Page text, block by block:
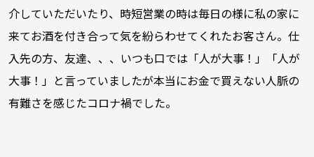
介していただいたり、時短営業の時は毎日の様に私の家に
来てお酒を付き合って気を紛らわせてくれたお客さん。仕
入先の方、友達、、、いつも口では「人が大事！」「人が
大事！」と言っていましたが本当にお金で買えない人脈の
有難さを感じたコロナ禍でした。